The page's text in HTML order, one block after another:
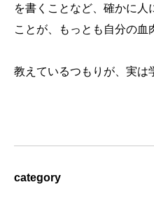
を書くことなど、確かに人
ことが、もっとも自分の血
教えているつもりが、実は
category